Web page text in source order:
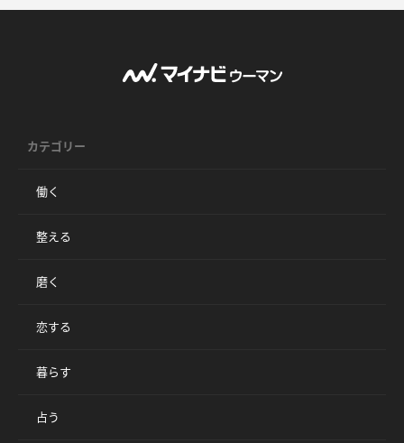
カテゴリー
働く
整える
磨く
恋する
暮らす
占う